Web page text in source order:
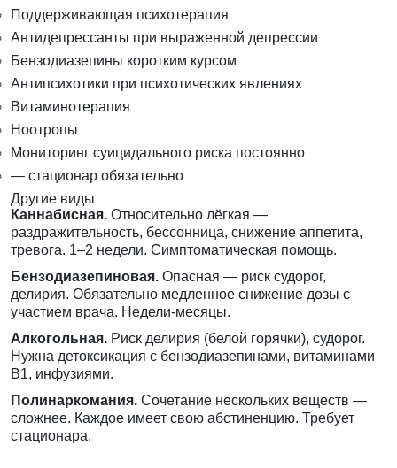
Поддерживающая психотерапия
Антидепрессанты при выраженной депрессии
Бензодиазепины коротким курсом
Антипсихотики при психотических явлениях
Витаминотерапия
Ноотропы
Мониторинг суицидального риска постоянно
— стационар обязательно
Другие виды
Каннабисная. Относительно лёгкая —
раздражительность, бессонница, снижение аппетита,
тревога. 1–2 недели. Симптоматическая помощь.
Бензодиазепиновая. Опасная — риск судорог,
делирия. Обязательно медленное снижение дозы с
участием врача. Недели-месяцы.
Алкогольная. Риск делирия (белой горячки), судорог.
Нужна детоксикация с бензодиазепинами, витаминами
B1, инфузиями.
Полинаркомания. Сочетание нескольких веществ —
сложнее. Каждое имеет свою абстиненцию. Требует
стационара.